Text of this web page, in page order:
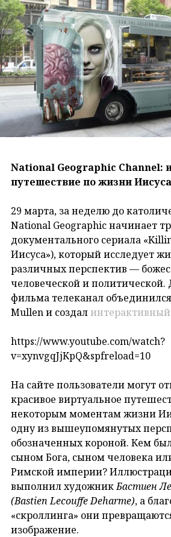
National Geographic Channel:
путешествие по жизни Иисуса
29 марта, за неделю до
National Geographic начинает
документального сериала
Иисуса»), который исследует
различных перспектив —
человеческой и
фильма телеканал
Mullen и создал
https://www.youtube.com/watch?
v=xynvgqJjKpQ&spfreload=10
На сайте пользователи могут
красивое виртуальное
некоторым моментам жизни
одну из вышеупомянутых
обозначенных короной. Кем
сыном Бога, сыном человека
Римской империи?
выполнил художник Бастиен
(Bastien Lecouffe Deharme), а
«скроллинга» они
изображение.